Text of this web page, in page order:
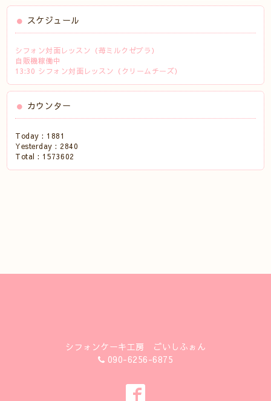
スケジュール
シフォン対面レッスン（苺ミルクゼブラ）
自販機稼働中
13:30 シフォン対面レッスン（クリームチーズ）
カウンター
Today : 1881
Yesterday : 2840
Total : 1573602
シフォンケーキ工房 ごいしふぉん
090-6256-6875